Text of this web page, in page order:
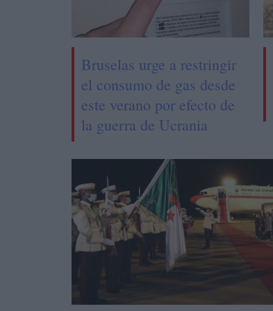
Bruselas urge a restringir
el consumo de gas desde
este verano por efecto de
la guerra de Ucrania